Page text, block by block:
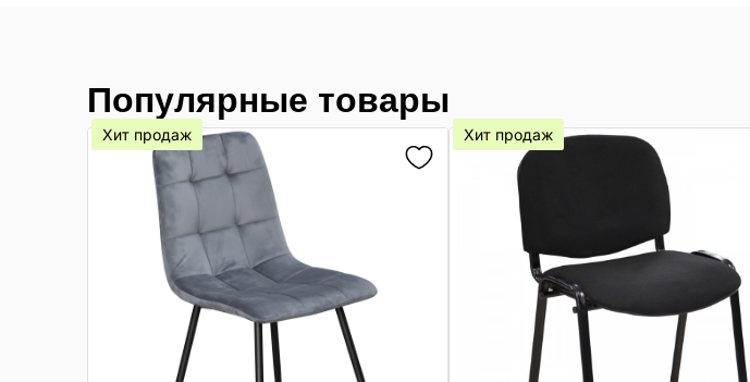
Популярные товары
Хит продаж Хит продаж